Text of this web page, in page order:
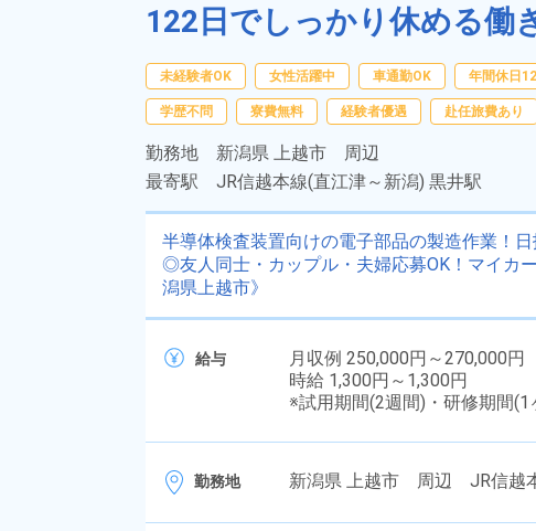
122日でしっかり休める働
未経験者OK 女性活躍中 車通勤OK 年間休日
学歴不問 寮費無料 経験者優遇 赴任旅費あり
勤務地 新潟県 上越市 周辺
最寄駅 JR信越本線(直江津～新潟) 黒井駅
半導体検査装置向けの電子部品の製造作業！
◎友人同士・カップル・夫婦応募OK！マイカ
潟県上越市》
給与
月収例 250,000円～270,000円
時給 1,300円～1,300円
※試用期間(2週間)・研修期間(1
勤務地 新潟県 上越市 周辺 JR信越